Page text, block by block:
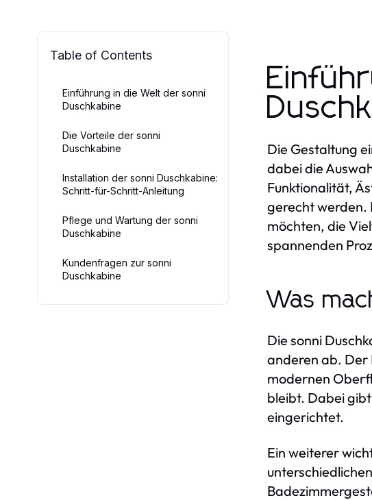
Table of Contents
Einführung in die Welt der sonni
Duschkabine
Die Vorteile der sonni
Duschkabine
Installation der sonni Duschkabine:
Schritt-für-Schritt-Anleitung
Pflege und Wartung der sonni
Duschkabine
Kundenfragen zur sonni
Duschkabine
Die Gestaltung
dabei die
Funktionalität,
gerecht werden.
möchten, die
spannenden
Was
Die sonni
anderen ab. Der
modernen
bleibt. Dabei
eingerichtet.
Ein weiterer